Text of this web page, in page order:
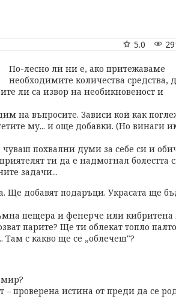
5.0
По-лесно ли ни е, ако притежаваме
необходимите количества средства,
ли са извор на необикновеност и
на въпросите. Зависи кой как
му... и още добавки. (Но винаги
похвални думи за себе си и
ти да е надмогнал болестта
задачи...
Ще добавят подаръци. Украсата ще
пещера и фенерче или кибритена
парите? Ще ти облекат топло
Там с какво ще се „облечеш"?
– проверена истина от преди да се